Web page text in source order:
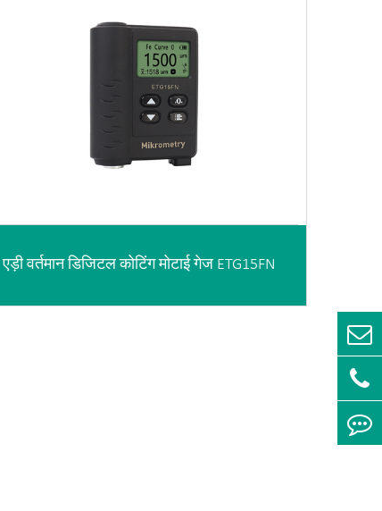
एड़ी वर्तमान डिजिटल कोटिंग मोटाई गेज ETG15FN